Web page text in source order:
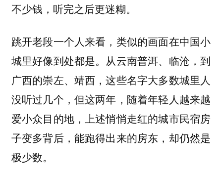
不少钱，听完之后更迷糊。
跳开老段一个人来看，类似的画面在中国小
城里好像到处都是。从云南普洱、临沧，到
广西的崇左、靖西，这些名字大多数城里人
没听过几个，但这两年，随着年轻人越来越
爱小众目的地，上述悄悄走红的城市民宿房
子变多背后，能跑得出来的房东，却仍然是
极少数。